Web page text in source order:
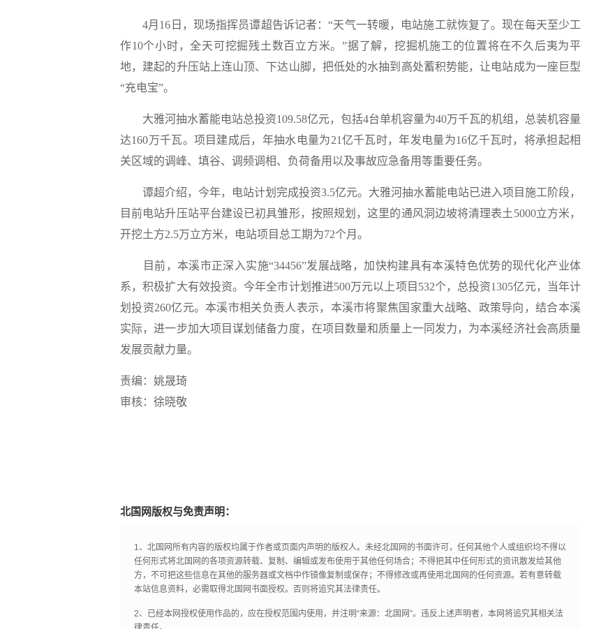
4月16日，现场指挥员谭超告诉记者：“天气一转暖，电站施工就恢复了。现在每天至少工
作10个小时，全天可挖掘残土数百立方米。”据了解，挖掘机施工的位置将在不久后夷为平
地，建起的升压站上连山顶、下达山脚，把低处的水抽到高处蓄积势能，让电站成为一座巨型
“充电宝”。
大雅河抽水蓄能电站总投资109.58亿元，包括4台单机容量为40万千瓦的机组，总装机容量
达160万千瓦。项目建成后，年抽水电量为21亿千瓦时，年发电量为16亿千瓦时，将承担起相
关区域的调峰、填谷、调频调相、负荷备用以及事故应急备用等重要任务。
谭超介绍，今年，电站计划完成投资3.5亿元。大雅河抽水蓄能电站已进入项目施工阶段，
目前电站升压站平台建设已初具雏形，按照规划，这里的通风洞边坡将清理表土5000立方米，
开挖土方2.5万立方米，电站项目总工期为72个月。
目前，本溪市正深入实施“34456”发展战略，加快构建具有本溪特色优势的现代化产业体
系，积极扩大有效投资。今年全市计划推进500万元以上项目532个，总投资1305亿元，当年计
划投资260亿元。本溪市相关负责人表示，本溪市将聚焦国家重大战略、政策导向，结合本溪
实际，进一步加大项目谋划储备力度，在项目数量和质量上一同发力，为本溪经济社会高质量
发展贡献力量。
责编：姚晟琦
审核：徐晓敬
北国网版权与免责声明：
1、北国网所有内容的版权均属于作者或页面内声明的版权人。未经北国网的书面许可，任何其他个人或组织均不得以
任何形式将北国网的各项资源转载、复制、编辑或发布使用于其他任何场合；不得把其中任何形式的资讯散发给其他
方，不可把这些信息在其他的服务器或文档中作镜像复制或保存；不得修改或再使用北国网的任何资源。若有意转载
本站信息资料，必需取得北国网书面授权。否则将追究其法律责任。
2、已经本网授权使用作品的，应在授权范围内使用，并注明“来源：北国网”。违反上述声明者，本网将追究其相关法